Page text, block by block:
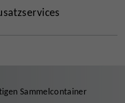
Sammelcontainer